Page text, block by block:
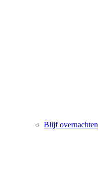
Blijf overnachten